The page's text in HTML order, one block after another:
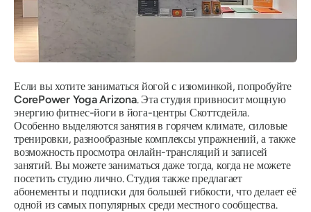
Если вы хотите заниматься йогой с изюминкой, попробуйте
CorePower Yoga Arizona. Эта студия привносит мощную
энергию фитнес-йоги в йога-центры Скоттсдейла.
Особенно выделяются занятия в горячем климате, силовые
тренировки, разнообразные комплексы упражнений, а также
возможность просмотра онлайн-трансляций и записей
занятий. Вы можете заниматься даже тогда, когда не можете
посетить студию лично. Студия также предлагает
абонементы и подписки для большей гибкости, что делает её
одной из самых популярных среди местного сообщества.